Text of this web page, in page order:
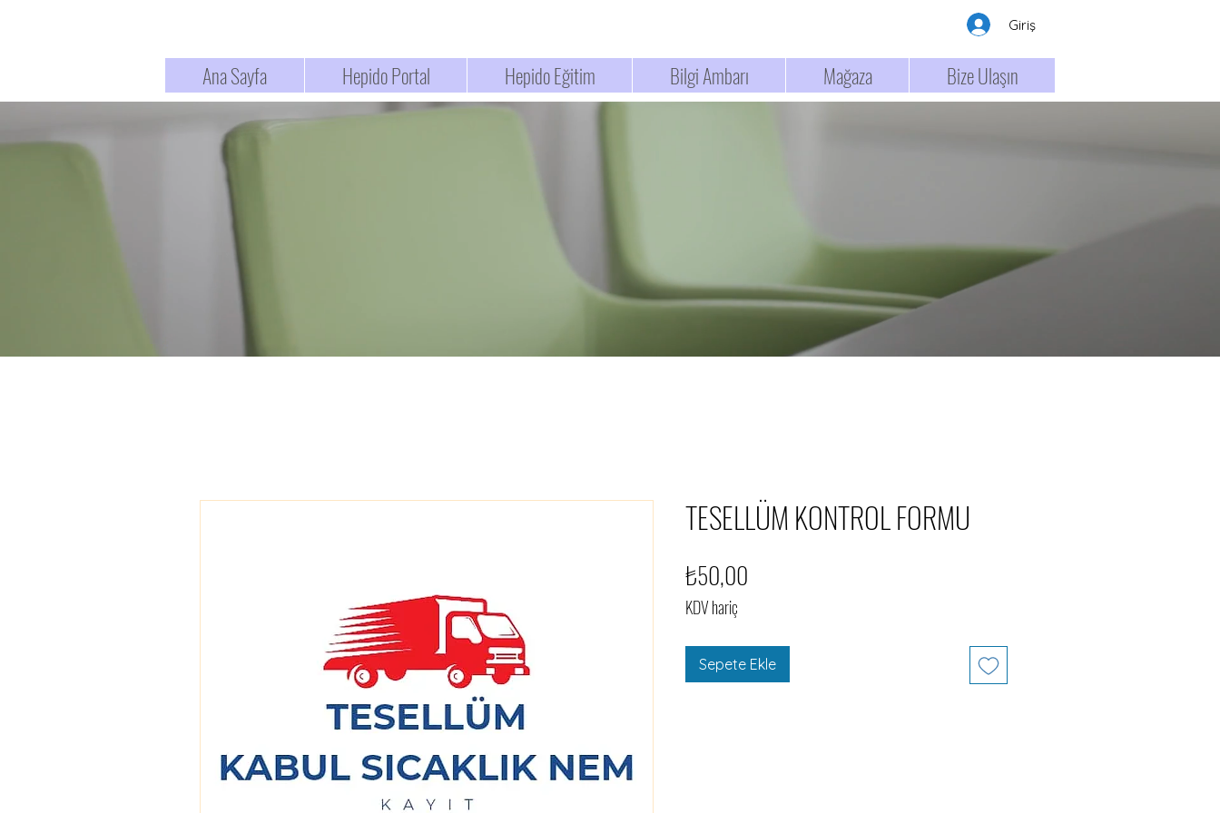
Giriş
Ana Sayfa Hepido Portal Hepido Eğitim Bilgi Ambarı Mağaza Bize Ulaşın
TESELLÜM KONTROL FORMU
₺50,00
KDV hariç
Sepete Ekle